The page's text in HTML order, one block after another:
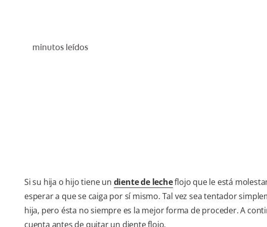
minutos leídos
Si su hija o hijo tiene un diente de lecheflojo que le está
esperar a que se caiga por sí mismo. Tal vez sea tentador
hija, pero ésta no siempre es la mejor forma de proceder. A
cuenta antes de quitar un diente flojo.